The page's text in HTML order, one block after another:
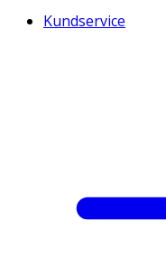
Kundservice